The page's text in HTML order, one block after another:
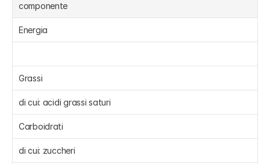
componente
Energia
Grassi
di cui: acidi grassi saturi
Carboidrati
di cui: zuccheri